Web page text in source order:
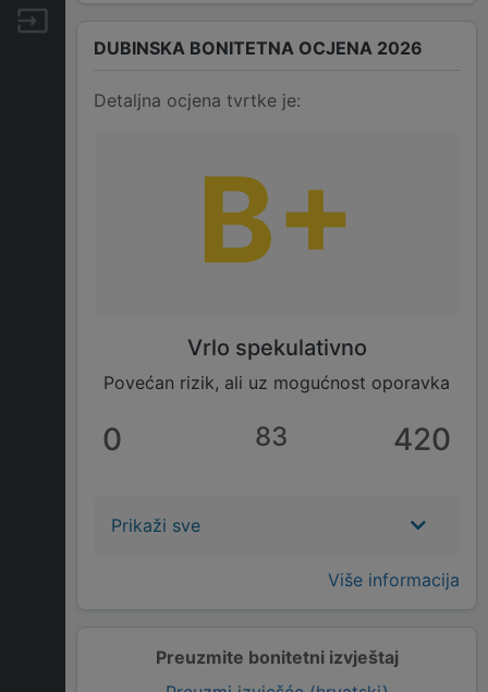
Izvoz
Preuzmite bonitetni izvještaj
DUBINSKA BONITETNA OCJENA 2026
Detaljna ocjena tvrtke je:
B+
Vrlo spekulativno
Povećan rizik, ali uz mogućnost oporavka
0 83 420
Prikaži sve
Više informacija